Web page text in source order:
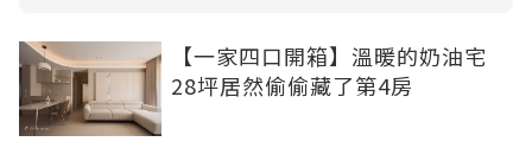
【一家四口開箱】溫暖的奶油宅
28坪居然偷偷藏了第4房